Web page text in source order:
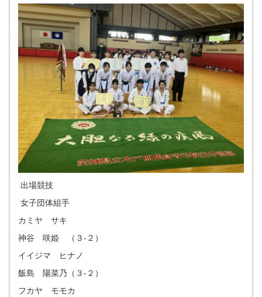
出場競技
女子団体組手
カミヤ サキ
神谷 咲姫 （３-２）
イイジマ ヒナノ
飯島 陽菜乃（３-２）
フカヤ モモカ